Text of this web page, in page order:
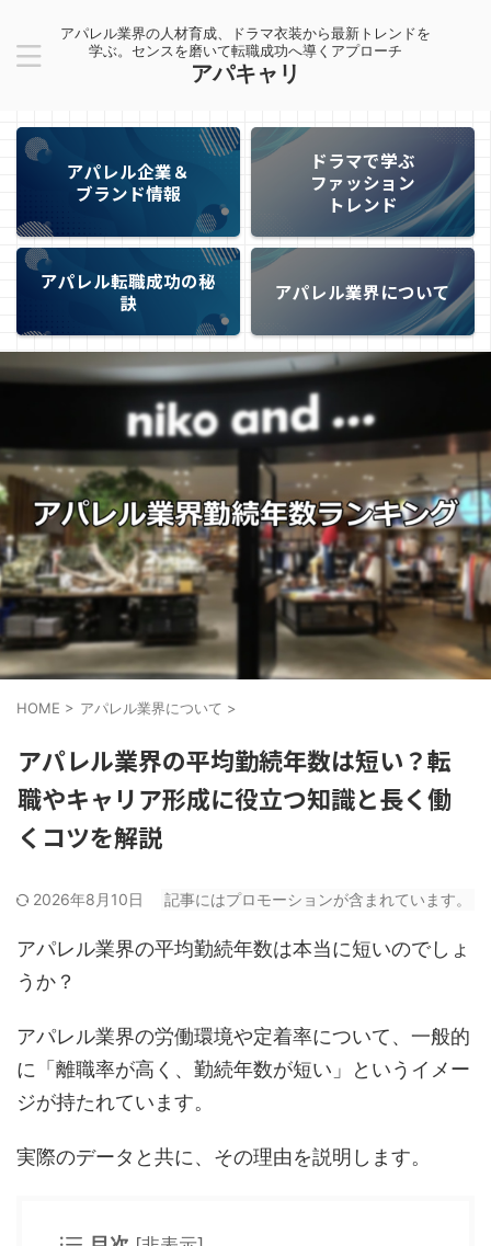
アパレル業界の人材育成、ドラマ衣装から最新トレンドを
学ぶ。センスを磨いて転職成功へ導くアプローチ
アパキャリ
アパレル企業＆
ブランド情報
ドラマで学ぶ
ファッション
トレンド
アパレル転職成功の秘
訣
アパレル業界について
HOME > アパレル業界について >
アパレル業界の平均勤続年数は短い？転
職やキャリア形成に役立つ知識と長く働
くコツを解説
2026年8月10日 記事にはプロモーションが含まれています。
アパレル業界の平均勤続年数は本当に短いのでしょ
うか？
アパレル業界の労働環境や定着率について、一般的
に「離職率が高く、勤続年数が短い」というイメー
ジが持たれています。
実際のデータと共に、その理由を説明します。